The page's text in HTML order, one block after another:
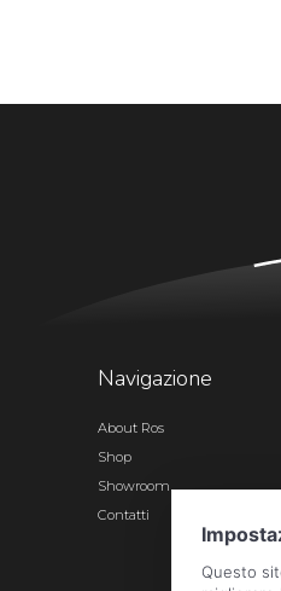
Navigazione
About Ros
Shop
Showroom
Contatti